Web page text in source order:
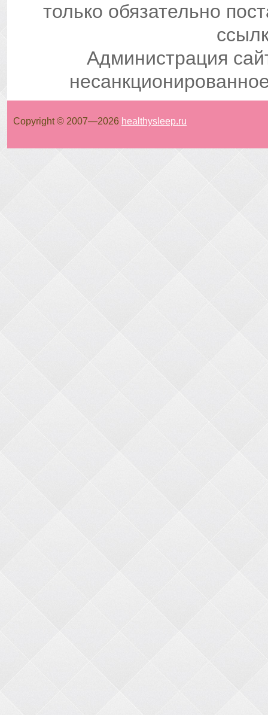
только обязательно
Администрация
Copyright © 2007—2026 healthysleep.ru